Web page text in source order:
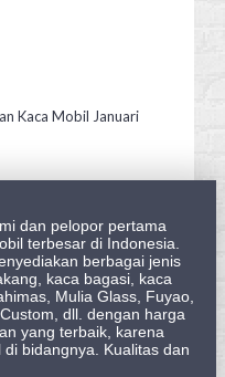
Kaca Mobil Januari
dan pelopor pertama
terbesar di Indonesia.
berbagai jenis
kaca bagasi, kaca
Mulia Glass, Fuyao,
dll. dengan harga
yang terbaik, karena
bidangnya. Kualitas dan